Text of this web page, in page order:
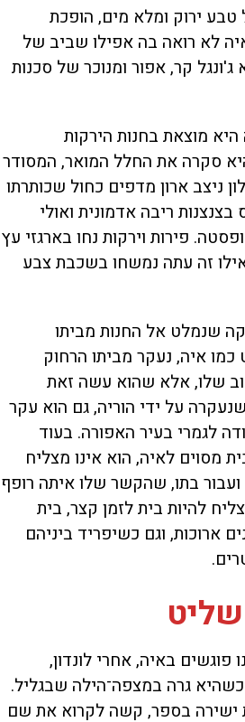
ירוק ומלא מים, הופכת
לא רואה בה אפילו שביב של
ג'ונגל קר, אפור ומנוכר של סכנות
מוצאת בחנות הירקות
סקרה את החלל המואר, המסודר
ניצב ארון מדפים כחול שכותרתו
ריבה אדמונית ואולי
פירות וירקות נחו בארגזי עץ
זה עתה נמשחו בשכבת צבע
שנמלט אל החנות מביתו
איה, נעקר מביתו הרחוק
שלו, אלא שהוא עשה זאת
על ידי הוריה, גם הוא עקר
לגמרי בעיר האפורה. בעוד
מסוים לאיה, הוא אינו מצליח
בתו, שהקשר שלו איתה רופף
להיות בית לזמן קצר, בית
ארוכות, וגם כשיפריד ביניהם
באיה, אחרי לונדון,
בשנת 2015, כשהיא גרה במצפה־הילה שבגליל.
ישירה בספר, קשה לקרוא את שם